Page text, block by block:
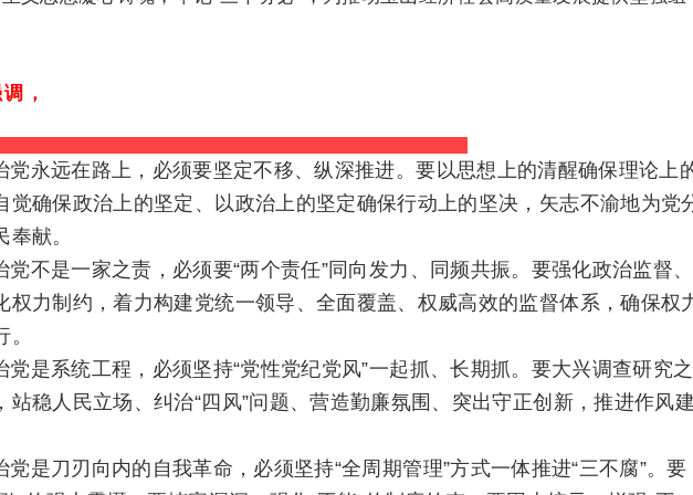
，
永远在路上，必须要坚定不移、纵深推进。要以思想上的清醒确保理论上
觉确保政治上的坚定、以政治上的坚定确保行动上的坚决，矢志不渝地为党
献。
不是一家之责，必须要“两个责任”同向发力、同频共振。要强化政治监督、
权力制约，着力构建党统一领导、全面覆盖、权威高效的监督体系，确保权
是系统工程，必须坚持“党性党纪党风”一起抓、长期抓。要大兴调查研究之
站稳人民立场、纠治“四风”问题、营造勤廉氛围、突出守正创新，推进作风建
是刀刃向内的自我革命，必须坚持“全周期管理”方式一体推进“三不腐”。要